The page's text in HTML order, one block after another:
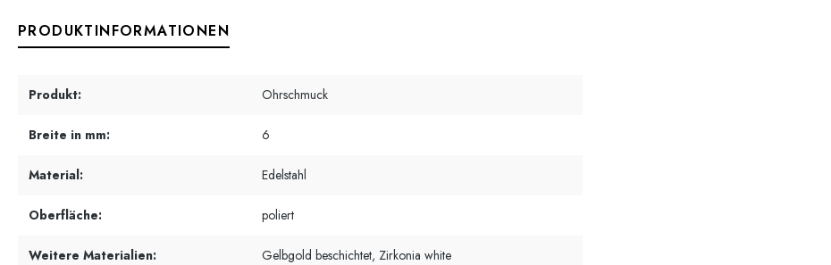
PRODUKTINFORMATIONEN
Produkt: Ohrschmuck
Breite in mm: 6
Material: Edelstahl
Oberfläche: poliert
Weitere Materialien: Gelbgold beschichtet, Zirkonia white